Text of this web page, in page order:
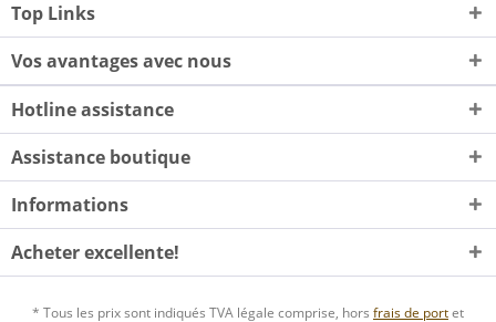
Top Links
Vos avantages avec nous
Hotline assistance
Assistance boutique
Informations
Acheter excellente!
* Tous les prix sont indiqués TVA légale comprise, hors frais de portet